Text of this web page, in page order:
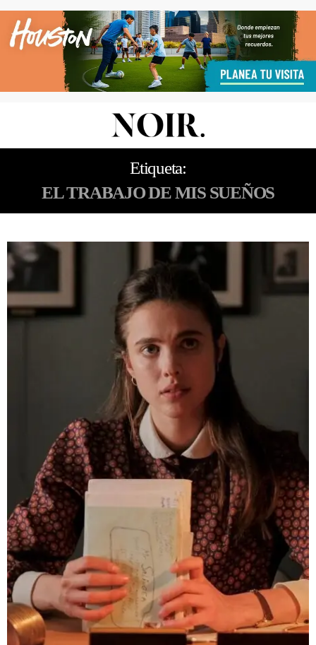
Etiqueta:
EL TRABAJO DE MIS SUEÑOS